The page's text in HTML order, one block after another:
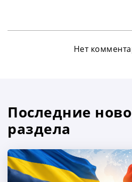
Нет
Последние
раздела